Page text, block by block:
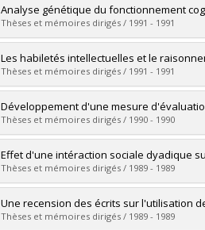
Graduate :Larose, Christine
Cycle : Master's
Grade :M. Sc.
Lien vers le document dans Papyrus
Analyse génétique du fonctionnement
Thèses et mémoires dirigés / 1991 - 1991
Graduate :Peyrade, Thérèse
Cycle : Master's
Grade :M. Sc.
Lien vers le document dans Papyrus
Les habiletés intellectuelles et le
Thèses et mémoires dirigés / 1991 - 1991
Graduate :Béliveau, Marie-Claude
Cycle : Master's
Grade :M. Sc.
Lien vers le document dans Papyrus
Développement d'une mesure
Thèses et mémoires dirigés / 1990 - 1990
Graduate :Parent, Sophie
Cycle : Master's
Grade :M. Sc.
Lien vers le document dans Papyrus
Effet d'une intéraction sociale dyadique
Thèses et mémoires dirigés / 1989 - 1989
Graduate :Leblanc, Michel
Cycle : Master's
Une recension des écrits sur l'utilisation
Thèses et mémoires dirigés / 1989 - 1989